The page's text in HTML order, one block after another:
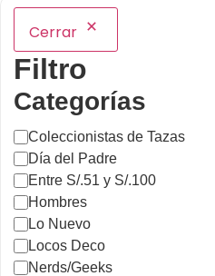
Cerrar
Filtro
Categorías
Coleccionistas de Tazas
Día del Padre
Entre S/.51 y S/.100
Hombres
Lo Nuevo
Locos Deco
Nerds/Geeks